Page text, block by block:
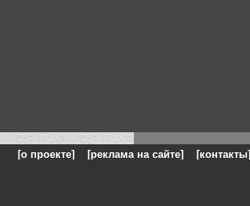
[о проекте] [реклама на сайте] [контакты]